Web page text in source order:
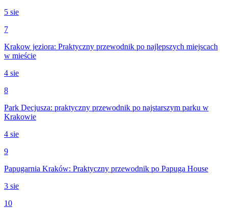
5 sie
7
Krakow jeziora: Praktyczny przewodnik po najlepszych miejscach
w mieście
4 sie
8
Park Decjusza: praktyczny przewodnik po najstarszym parku w
Krakowie
4 sie
9
Papugarnia Kraków: Praktyczny przewodnik po Papuga House
3 sie
10